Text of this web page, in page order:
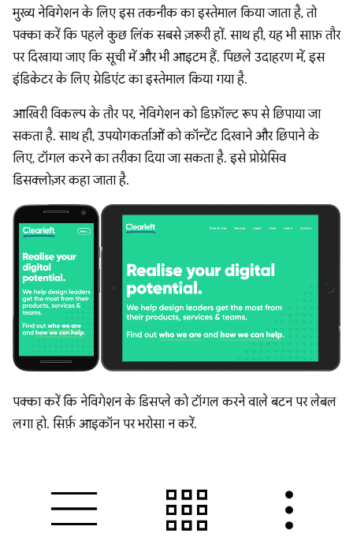
मुख्य नेविगेशन के लिए इस तकनीक का इस्तेमाल किया जाता है, तो
पक्का करें कि पहले कुछ लिंक सबसे ज़रूरी हों. साथ ही, यह भी साफ़ तौर
पर दिखाया जाए कि सूची में और भी आइटम हैं. पिछले उदाहरण में, इस
इंडिकेटर के लिए ग्रेडिएंट का इस्तेमाल किया गया है.
आखिरी विकल्प के तौर पर, नेविगेशन को डिफ़ॉल्ट रूप से छिपाया जा
सकता है. साथ ही, उपयोगकर्ताओं को कॉन्टेंट दिखाने और छिपाने के
लिए, टॉगल करने का तरीका दिया जा सकता है. इसे प्रोग्रेसिव
डिसक्लोज़र कहा जाता है.
पक्का करें कि नेविगेशन के डिसप्ले को टॉगल करने वाले बटन पर लेबल
लगा हो. सिर्फ़ आइकॉन पर भरोसा न करें.